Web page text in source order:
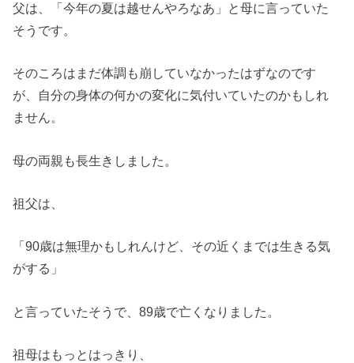
父は、「今年の夏は越せんやろなあ」と母に言っていた
そうです。
そのころはまだ体調も崩していなかったはずなのです
が、自分の身体の何かの変化に気付いていたのかもしれ
ません。
母の両親も長生きしました。
祖父は、
「90歳は無理かもしれんけど、その近くまでは生きる気
がする」
と言っていたそうで、89歳で亡くなりました。
祖母はもっとはっきり、